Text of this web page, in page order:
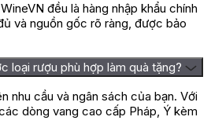
đều là hàng nhập khẩu chính
và nguồn gốc rõ ràng, được bảo
loại rượu phù hợp làm quà tặng?
nhu cầu và ngân sách của bạn. Với
dòng vang cao cấp Pháp, Ý kèm